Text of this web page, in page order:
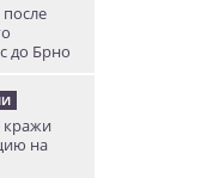
до Брно
кражи
на